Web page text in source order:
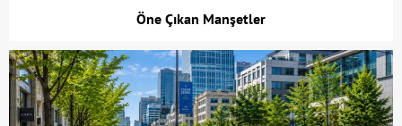
Öne Çıkan Manşetler